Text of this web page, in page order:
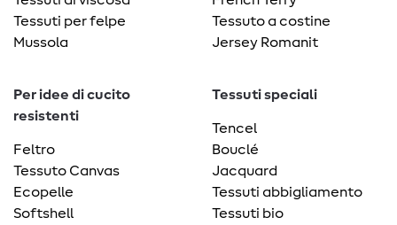
Tessuti per felpe
Mussola
Tessuto a costine
Jersey Romanit
Per idee di cucito
resistenti
Feltro
Tessuto Canvas
Ecopelle
Softshell
Tessuti speciali
Tencel
Bouclé
Jacquard
Tessuti abbigliamento
Tessuti bio